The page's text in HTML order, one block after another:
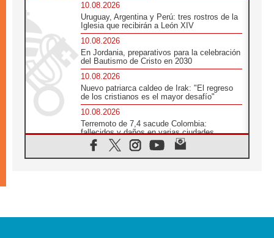
10.08.2026
Uruguay, Argentina y Perú: tres rostros de la
Iglesia que recibirán a León XIV
10.08.2026
En Jordania, preparativos para la celebración
del Bautismo de Cristo en 2030
10.08.2026
Nuevo patriarca caldeo de Irak: "El regreso
de los cristianos es el mayor desafío"
10.08.2026
Terremoto de 7,4 sacude Colombia:
fallecidos y daños en varias ciudades
10.08.2026
Ébola en RD Congo: Alarma de la UNICEF
10.08.2026